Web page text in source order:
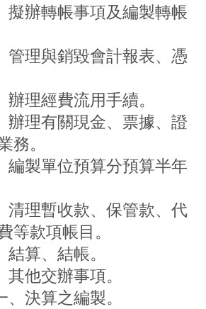
帳事項及編製轉帳
銷毀會計報表、憑
費流用手續。
關現金、票據、證
務。
位預算分預算半年
收款、保管款、代
等款項帳目。
結帳。
辦事項。
之編製。